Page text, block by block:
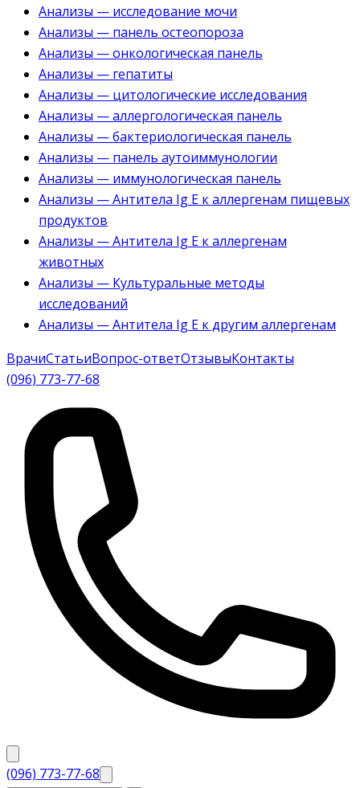
Анализы — исследование мочи
Анализы — панель остеопороза
Анализы — онкологическая панель
Анализы — гепатиты
Анализы — цитологические исследования
Анализы — аллергологическая панель
Анализы — бактериологическая панель
Анализы — панель аутоиммунологии
Анализы — иммунологическая панель
Анализы — Антитела Ig E к аллергенам пищевых
продуктов
Анализы — Антитела Ig E к аллергенам
животных
Анализы — Культуральные методы
исследований
Анализы — Антитела Ig E к другим аллергенам
ВрачиСтатьиВопрос-ответОтзывыКонтакты
(096) 773-77-68
(096) 773-77-68